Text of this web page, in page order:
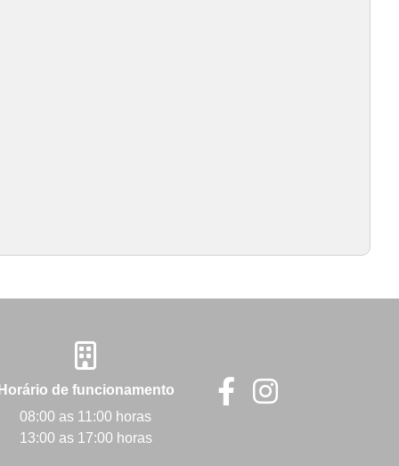
Horário de funcionamento
08:00 as 11:00 horas
13:00 as 17:00 horas